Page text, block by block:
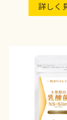
詳しく